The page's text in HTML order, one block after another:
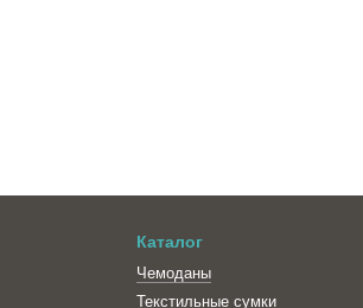
Каталог
Чемоданы
Текстильные сумки